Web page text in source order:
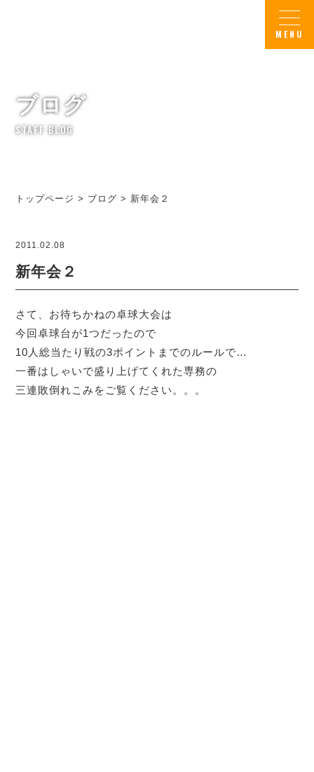
ブログ
STAFF BLOG
トップページ > ブログ > 新年会２
2011.02.08
新年会２
さて、お待ちかねの卓球大会は
今回卓球台が1つだったので
10人総当たり戦の3ポイントまでのルールで…
一番はしゃいで盛り上げてくれた専務の
三連敗倒れこみをご覧ください。。。